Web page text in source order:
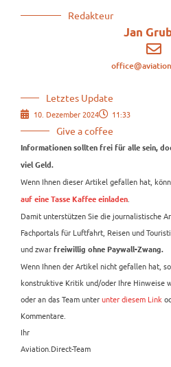
Redakteur
Jan
Letztes Update
10. Dezember 2024 11:33
Give a coffee
Informationen sollten frei für alle sein,
viel Geld.
Wenn Ihnen dieser Artikel gefallen hat,
auf eine Tasse Kaffee einladen
Damit unterstützen Sie die journalistische
Fachportals für Luftfahrt, Reisen und
und zwar freiwillig ohne Paywall-Zwang.
Wenn Ihnen der Artikel nicht gefallen hat,
konstruktive Kritik und/oder Ihre Hinweise
oder an das Team unterunter diesem Link
Kommentare.
Ihr
Aviation.Direct-Team